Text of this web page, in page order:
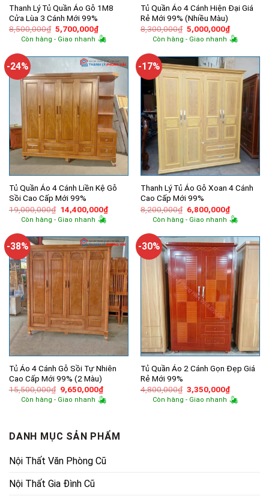
Thanh Lý Tủ Quần Áo Gỗ 1M8
Cửa Lùa 3 Cánh Mới 99%
8,500,000₫ Giá
gốc
là:
5,700,000₫Giá
hiện
tại
5,700,000₫.
Còn hàng - Giao nhanh
Tủ Quần Áo 4 Cánh Hiện Đại Giá
Rẻ Mới 99% (Nhiều Màu)
8,300,000₫ Giá
gốc
là:
5,000,000₫Giá
hiện
tại
Còn hàng - Giao nhanh
-24%
Tủ Quần Áo 4 Cánh Liền Kệ Gỗ
Sồi Cao Cấp Mới 99%
19,000,000₫ Giá
gốc
là:
14,400,000₫Giá
hiện
14,400,000₫.
Còn hàng - Giao nhanh
-17%
Thanh Lý Tủ Áo Gỗ Xoan 4 Cánh
Cao Cấp Mới 99%
8,200,000₫ Giá
gốc
là:
6,800,000₫Giá
hiện
tại
Còn hàng - Giao nhanh
-38%
Tủ Áo 4 Cánh Gỗ Sồi Tự Nhiên
Cao Cấp Mới 99% (2 Màu)
15,500,000₫ Giá
gốc
là:
9,650,000₫Giá
hiện
tại
Còn hàng - Giao nhanh
-30%
Tủ Quần Áo 2 Cánh Gọn Đẹp Giá
Rẻ Mới 99%
4,800,000₫ Giá
gốc
là:
3,350,000₫Giá
hiện
tại
Còn hàng - Giao nhanh
DANH MỤC SẢN PHẨM
Nội Thất Văn Phòng Cũ
Nội Thất Gia Đình Cũ